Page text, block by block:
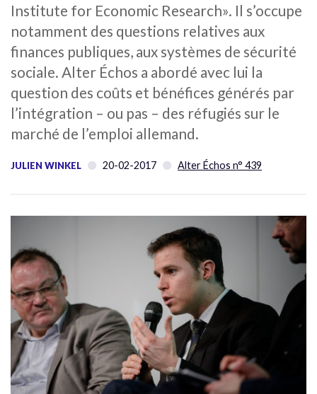
Institute for Economic Research». Il s’occupe
notamment des questions relatives aux
finances publiques, aux systèmes de sécurité
sociale. Alter Échos a abordé avec lui la
question des coûts et bénéfices générés par
l’intégration – ou pas – des réfugiés sur le
marché de l’emploi allemand.
JULIEN WINKEL 20-02-2017 Alter Échos n° 439